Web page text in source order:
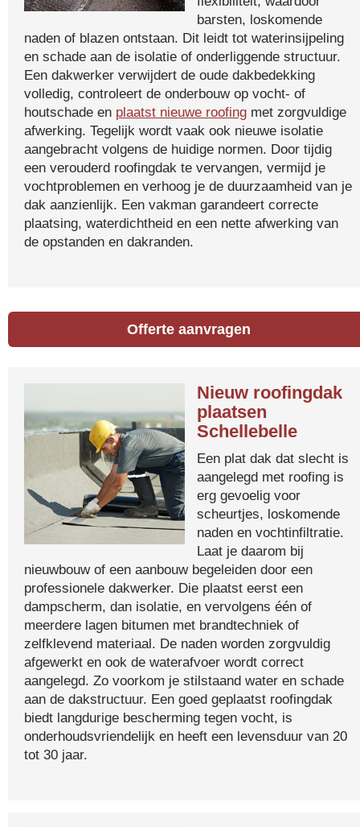
barsten, loskomende
naden of blazen ontstaan. Dit leidt tot waterinsijpeling
en schade aan de isolatie of onderliggende structuur.
Een dakwerker verwijdert de oude dakbedekking
volledig, controleert de onderbouw op vocht- of
houtschade en plaatst nieuwe roofing met zorgvuldige
afwerking. Tegelijk wordt vaak ook nieuwe isolatie
aangebracht volgens de huidige normen. Door tijdig
een verouderd roofingdak te vervangen, vermijd je
vochtproblemen en verhoog je de duurzaamheid van je
dak aanzienlijk. Een vakman garandeert correcte
plaatsing, waterdichtheid en een nette afwerking van
de opstanden en dakranden.
Offerte aanvragen
Nieuw roofingdak
plaatsen
Schellebelle
Een plat dak dat slecht is
aangelegd met roofing is
erg gevoelig voor
scheurtjes, loskomende
naden en vochtinfiltratie.
Laat je daarom bij
nieuwbouw of een aanbouw begeleiden door een
professionele dakwerker. Die plaatst eerst een
dampscherm, dan isolatie, en vervolgens één of
meerdere lagen bitumen met brandtechniek of
zelfklevend materiaal. De naden worden zorgvuldig
afgewerkt en ook de waterafvoer wordt correct
aangelegd. Zo voorkom je stilstaand water en schade
aan de dakstructuur. Een goed geplaatst roofingdak
biedt langdurige bescherming tegen vocht, is
onderhoudsvriendelijk en heeft een levensduur van 20
tot 30 jaar.